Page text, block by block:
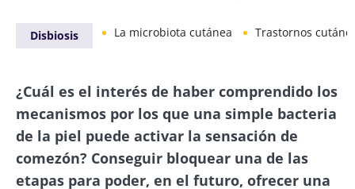
Disbiosis La microbiota cutánea Trastornos
¿Cuál es el interés de haber comprendido los
mecanismos por los que una simple bacteria
de la piel puede activar la sensación de
comezón? Conseguir bloquear una de las
etapas para poder, en el futuro, ofrecer una